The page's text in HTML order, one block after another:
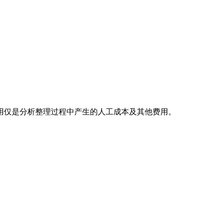
是分析整理过程中产生的人工成本及其他费用。